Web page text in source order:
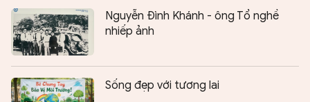
Nguyễn Đình Khánh - ông Tổ nghề
nhiếp ảnh
Sống đẹp với tương lai